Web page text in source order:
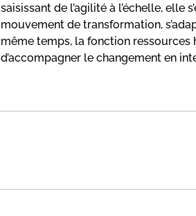
saisissant de l’agilité à l’échelle, elle
mouvement de transformation,
même temps, la fonction
d’accompagner le changement en